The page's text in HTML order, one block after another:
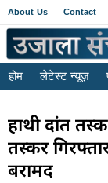
About Us Contact
होम लेटेस्ट न्यूज़
हाथी दांत
तस्कर
बरामद